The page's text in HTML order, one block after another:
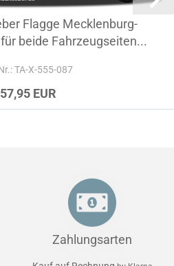
Flagge Mecklenburg-
beide Fahrzeugseiten...
TA-X-555-087
EUR
Zahlungsarten